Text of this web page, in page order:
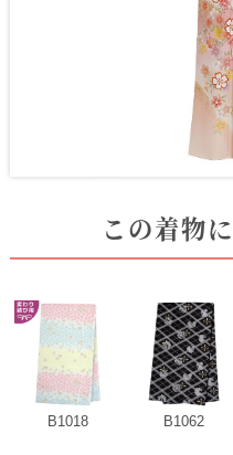
この着物
B1018 B1062